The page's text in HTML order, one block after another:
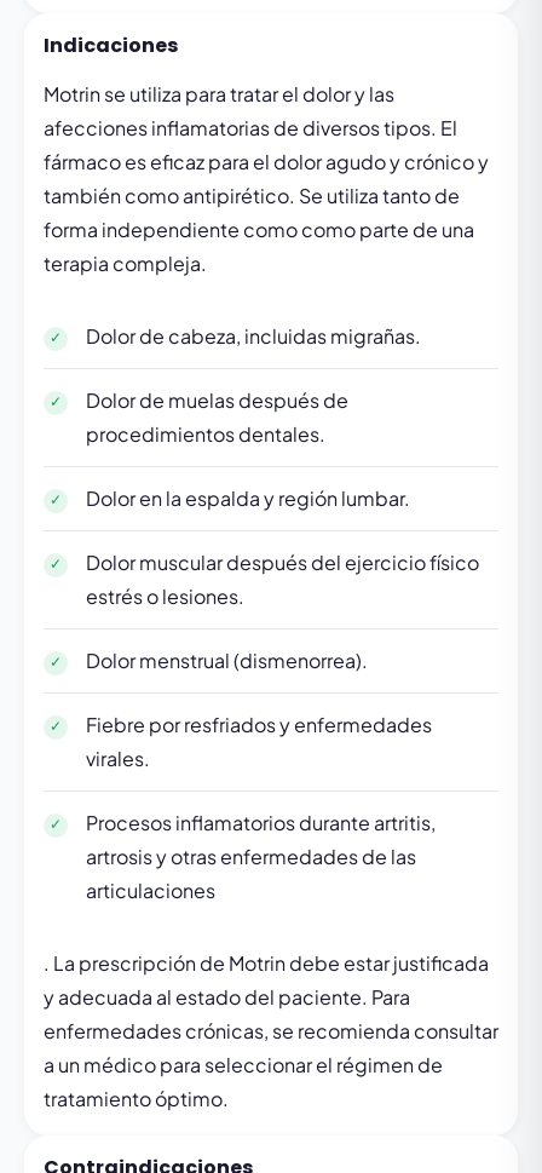
Indicaciones
Motrin se utiliza para tratar el dolor y las
afecciones inflamatorias de diversos tipos. El
fármaco es eficaz para el dolor agudo y crónico y
también como antipirético. Se utiliza tanto de
forma independiente como como parte de una
terapia compleja.
Dolor de cabeza, incluidas migrañas.
Dolor de muelas después de
procedimientos dentales.
Dolor en la espalda y región lumbar.
Dolor muscular después del ejercicio físico
estrés o lesiones.
Dolor menstrual (dismenorrea).
Fiebre por resfriados y enfermedades
virales.
Procesos inflamatorios durante artritis,
artrosis y otras enfermedades de las
articulaciones
. La prescripción de Motrin debe estar justificada
y adecuada al estado del paciente. Para
enfermedades crónicas, se recomienda consultar
a un médico para seleccionar el régimen de
tratamiento óptimo.